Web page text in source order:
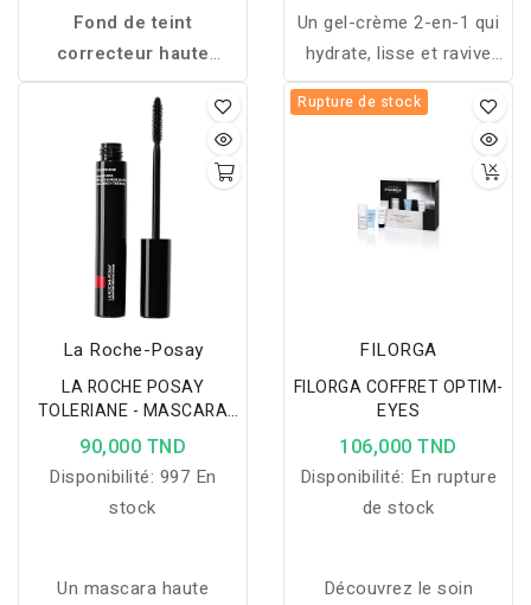
Fond de teint
correcteur haute
couvrance 16H, SPF28,
hydrate 24H, unifie le
teint et camoufle les
imperfections sans
effet masque.
Un gel-crème 2-en-1 qui
hydrate, lisse et ravive
l’éclat du teint pour une
peau fraîche et
La Roche-Posay
LA ROCHE POSAY
TOLERIANE - MASCARA
MULTI DIMENSIONS NOIR
7.2ML
90,000 TND
Disponibilité: 997 En
stock
Un mascara haute
Rupture de stock
FILORGA
FILORGA COFFRET OPTIM-
EYES
106,000 TND
Disponibilité: En rupture
de stock
Découvrez le soin